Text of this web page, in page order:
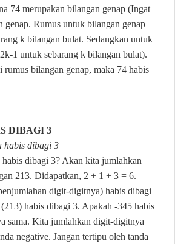
74 merupakan bilangan genap (Ingat
genap. Rumus untuk bilangan genap
k bilangan bulat. Sedangkan untuk
1 untuk sebarang k bilangan bulat).
rumus bilangan genap, maka 74 habis
DIBAGI 3
habis dibagi 3
dibagi 3? Akan kita jumlahkan
213. Didapatkan, 2 + 1 + 3 = 6.
digit-digitnya) habis dibagi
habis dibagi 3. Apakah -345 habis
sama. Kita jumlahkan digit-digitnya
negative. Jangan tertipu oleh tanda